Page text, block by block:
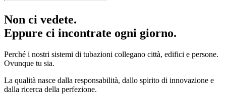
Non ci vedete.
Eppure ci incontrate ogni giorno.
Perché i nostri sistemi di tubazioni collegano città, edifici e persone.
Ovunque tu sia.
La qualità nasce dalla responsabilità, dallo spirito di innovazione e
dalla ricerca della perfezione.